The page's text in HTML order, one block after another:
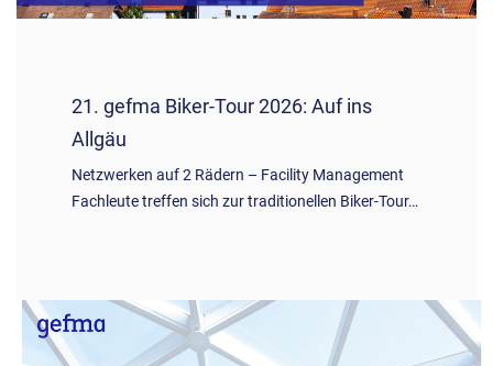
21. gefma Biker-Tour 2026: Auf ins
Allgäu
Netzwerken auf 2 Rädern – Facility Management
Fachleute treffen sich zur traditionellen Biker-Tour…